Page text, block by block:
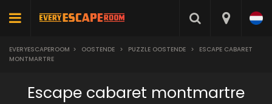
EVERYESCAPEROOM > OOSTENDE > PUZZLE OOSTENDE >
ESCAPE CABARET
MONTMARTRE
Escape cabaret montmartre